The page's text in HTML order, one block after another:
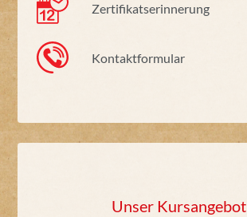
Zertifikatserinnerung
Kontaktformular
Unser Kursangebot